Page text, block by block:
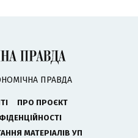
ПРАВДА
ПРО ПРОЄКТ
МАТЕРІАЛІВ УП